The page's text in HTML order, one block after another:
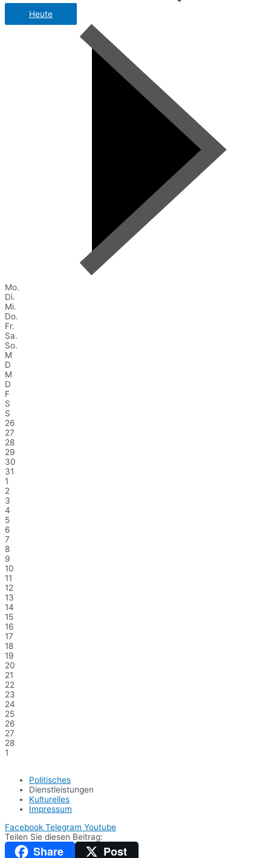
Heute
Mo.
Di.
Mi.
Do.
Fr.
Sa.
So.
M
D
M
D
F
S
S
26
27
28
29
30
31
1
2
3
4
5
6
7
8
9
10
11
12
13
14
15
16
17
18
19
20
21
22
23
24
25
26
27
28
1
Politisches
Dienstleistungen
Kulturelles
Impressum
Facebook Telegram Youtube
Teilen Sie diesen Beitrag:
Share Post